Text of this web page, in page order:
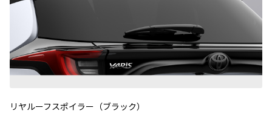
リヤルーフスポイラー（ブラック）